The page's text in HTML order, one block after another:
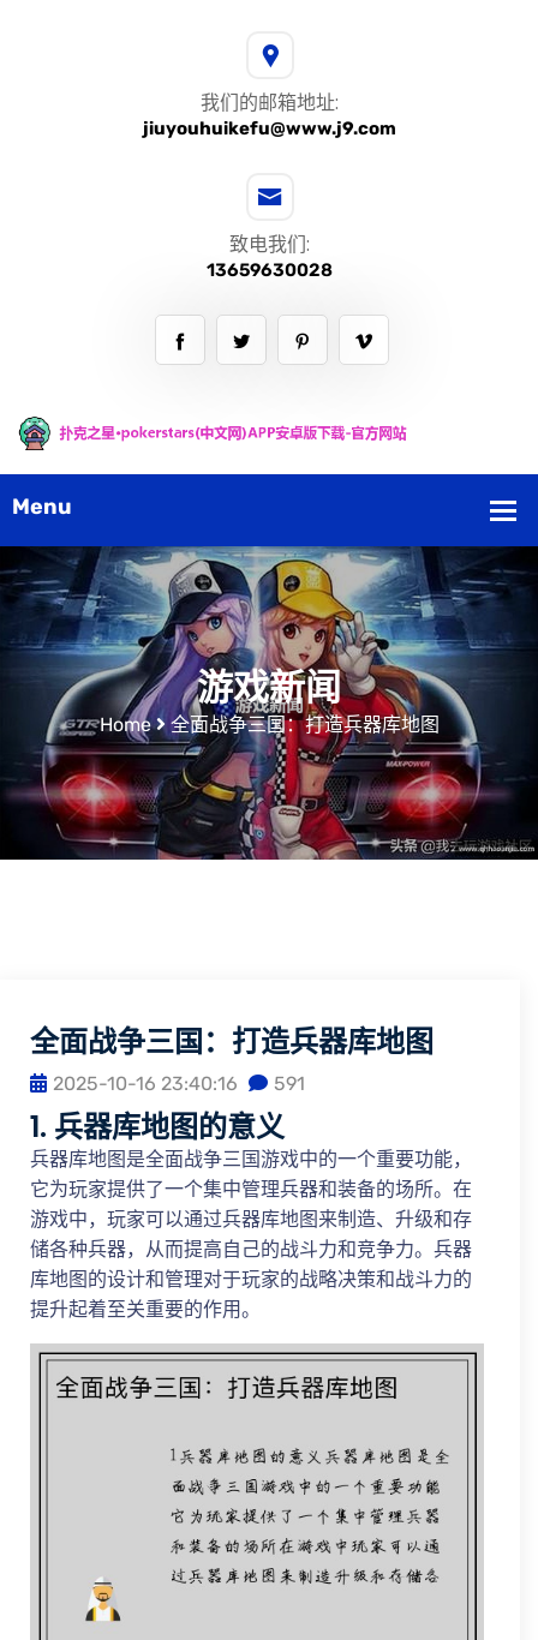
我们的邮箱地址:
jiuyouhuikefu@www.j9.com
致电我们:
13659630028
游戏新闻
Home 全面战争三国：打造兵器库地图
全面战争三国：打造兵器库地图
2025-10-16 23:40:16 591
1. 兵器库地图的意义
兵器库地图是全面战争三国游戏中的一个重要功能，
它为玩家提供了一个集中管理兵器和装备的场所。在
游戏中，玩家可以通过兵器库地图来制造、升级和存
储各种兵器，从而提高自己的战斗力和竞争力。兵器
库地图的设计和管理对于玩家的战略决策和战斗力的
提升起着至关重要的作用。